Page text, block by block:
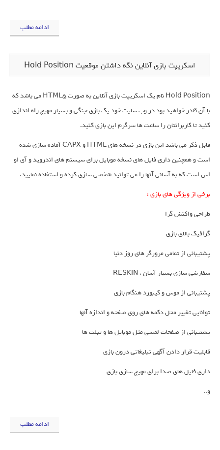
ادامه مطلب
اسکریپت بازی آنلاین نگه داشتن موقعیت Hold Position
Hold Position نام یک اسکریپت بازی آنلاین به صورت HTML5 می باشد که
با آن قادر خواهید بود در وب سایت خود یک بازی جنگی و بسیار مهیج راه اندازی
کنید تا کاربرانتان را ساعت ها سرگرم این بازی کنید.
قابل ذکر می باشد این بازی در نسخه های HTML و CAPX آماده سازی شده
است و همچنین داری فایل های نسخه موبایل برای سیستم های اندروید و آی او
اس است که به آسانی آنها را می توانید شخصی سازی کرده و استفاده نمایید.
برخی از ویژگی های بازی :
طراحی واکنش گرا
گرافیک بالای بازی
پشتیبانی از تمامی مرورگر های روز دنیا
سفارشی سازی بسیار آسان ، RESKIN
پشتیبانی از موس و کیبورد هنگام بازی
توانایی تغییر محل دکمه های روی صفحه و اندازه آنها
پشتیبانی از صفحات لمسی مثل موبایل ها و تبلت ها
قابلیت قرار دادن آگهی تبلیغاتی درون بازی
داری فایل های صدا برای مهیج سازی بازی
و..
ادامه مطلب